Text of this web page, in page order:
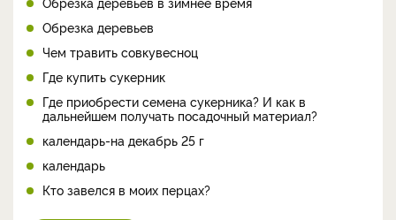
Обрезка деревьев
Чем травить совкувесноц
Где купить сукерник
Где приобрести семена сукерника? И как в
дальнейшем получать посадочный материал?
календарь-на декабрь 25 г
календарь
Кто завелся в моих перцах?